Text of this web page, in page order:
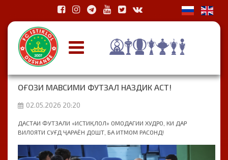
ОҒОЗИ МАВСИМИ ФУТЗАЛ НАЗДИК АСТ!
02.05.2026 20:20
ДАСТАИ ФУТЗАЛИ «ИСТИҚЛОЛ» ОМОДАГИИ ХУДРО, КИ ДАР
ВИЛОЯТИ СУҒД ҶАРАЁН ДОШТ, БА ИТМОМ РАСОНД!